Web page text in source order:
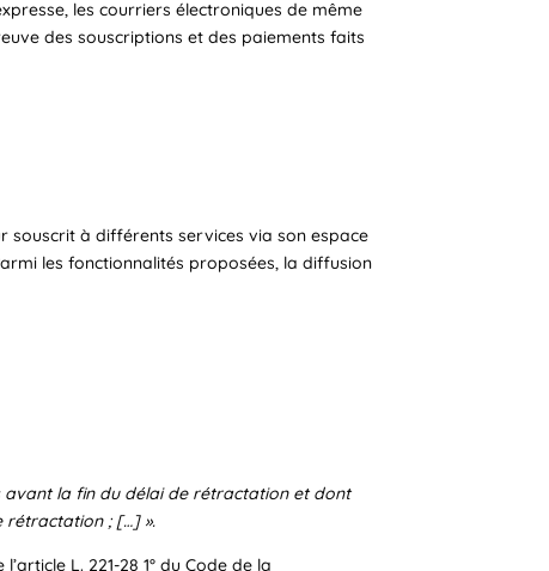
les courriers électroniques de même
des souscriptions et des paiements faits
souscrit à différents services via son espace
les fonctionnalités proposées, la diffusion
avant la fin du délai de rétractation et dont
rétractation ; […] ».
L. 221-28 1° du Code de la